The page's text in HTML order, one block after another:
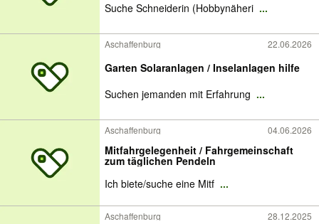
Suche Schneiderin (Hobbynäheri ...
Aschaffenburg 22.06.2026
Garten Solaranlagen / Inselanlagen hilfe
Suchen jemanden mit Erfahrung ...
Aschaffenburg 04.06.2026
Mitfahrgelegenheit / Fahrgemeinschaft
zum täglichen Pendeln
Ich biete/suche eine Mitf ...
Aschaffenburg 28.12.2025